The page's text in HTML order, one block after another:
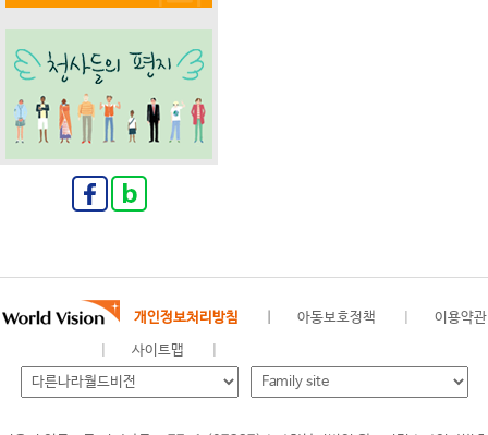
개인정보처리방침 아동보호정책 이용약관
사이트맵